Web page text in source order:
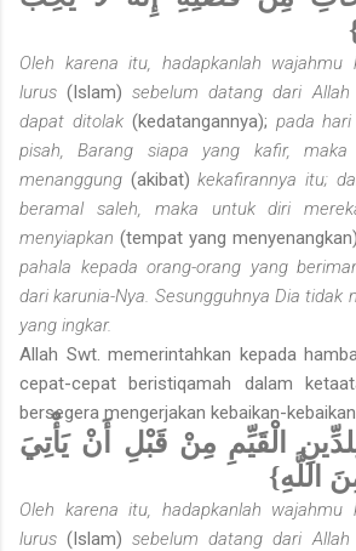
Oleh karena itu, hadapkanlah wajahmu
lurus(Islam)sebelum datang dari
dapat ditolak (kedatangannya); pada
pisah, Barang siapa yang kafir,
menanggung (akibat)kekafirannya itu;
beramal saleh, maka untuk diri
menyiapkan (tempat yang
pahala kepada orang-orang yang
dari karunia-Nya. Sesungguhnya Dia tidak
yang ingkar.
Allah Swt. memerintahkan kepada
cepat-cepat beristiqamah dalam
bersegera mengerjakan kebaikan-kebaikan.
الْقَيِّمِ مِنْ قَبْلِ أَنْ يَأْتِيَ
اللَّهِ}
Oleh karena itu, hadapkanlah wajahmu
lurus(Islam)sebelum datang dari